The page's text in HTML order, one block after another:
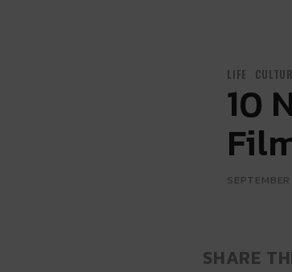
LIFE
10
SHARE